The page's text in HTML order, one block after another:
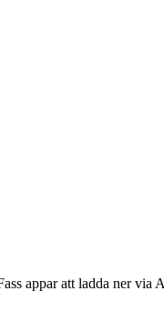
appar att ladda ner via